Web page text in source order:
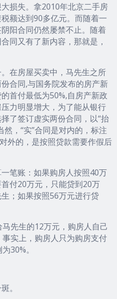
损失。拿2010年北京二手房
额达到90多亿元。而随着一
阳合同仍然屡禁不止。随着
同又有了新内容，那就是，
在房屋买卖中，马先生之所
合同,与国务院发布的房产新
首付最低为50%,自房产新政
力明显增大，为了能从银行
了签订虚实两份合同，以“抬
，“实”合同是对内的，标注
外的，是按照贷款需要作假后
笔账：如果购房人按照40万
付20万元，只能贷到20万
；如果按照56万元进行贷
先生的12万元，购房人自己
实上，购房人只为购房支付
30%。
。